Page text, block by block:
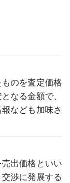
のを査定価格
なる金額で、
なども加味さ
出価格といい
渉に発展する